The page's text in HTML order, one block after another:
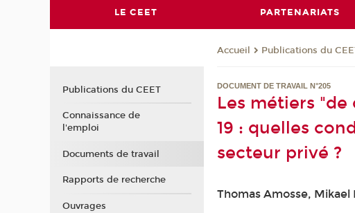
LE CEET PARTENARIATS
Accueil Publications du
DOCUMENT DE TRAVAIL N°205
Les métiers
19 : quelles
secteur privé ?
Thomas Amosse,
Publications du CEET
Connaissance de
l'emploi
Documents de travail
Rapports de recherche
Ouvrages